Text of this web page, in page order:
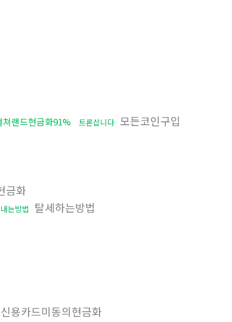
쳐랜드현금화91% 트론삽니다 모든코인구입
금화
는방법 탈세하는방법
신용카드미동의현금화